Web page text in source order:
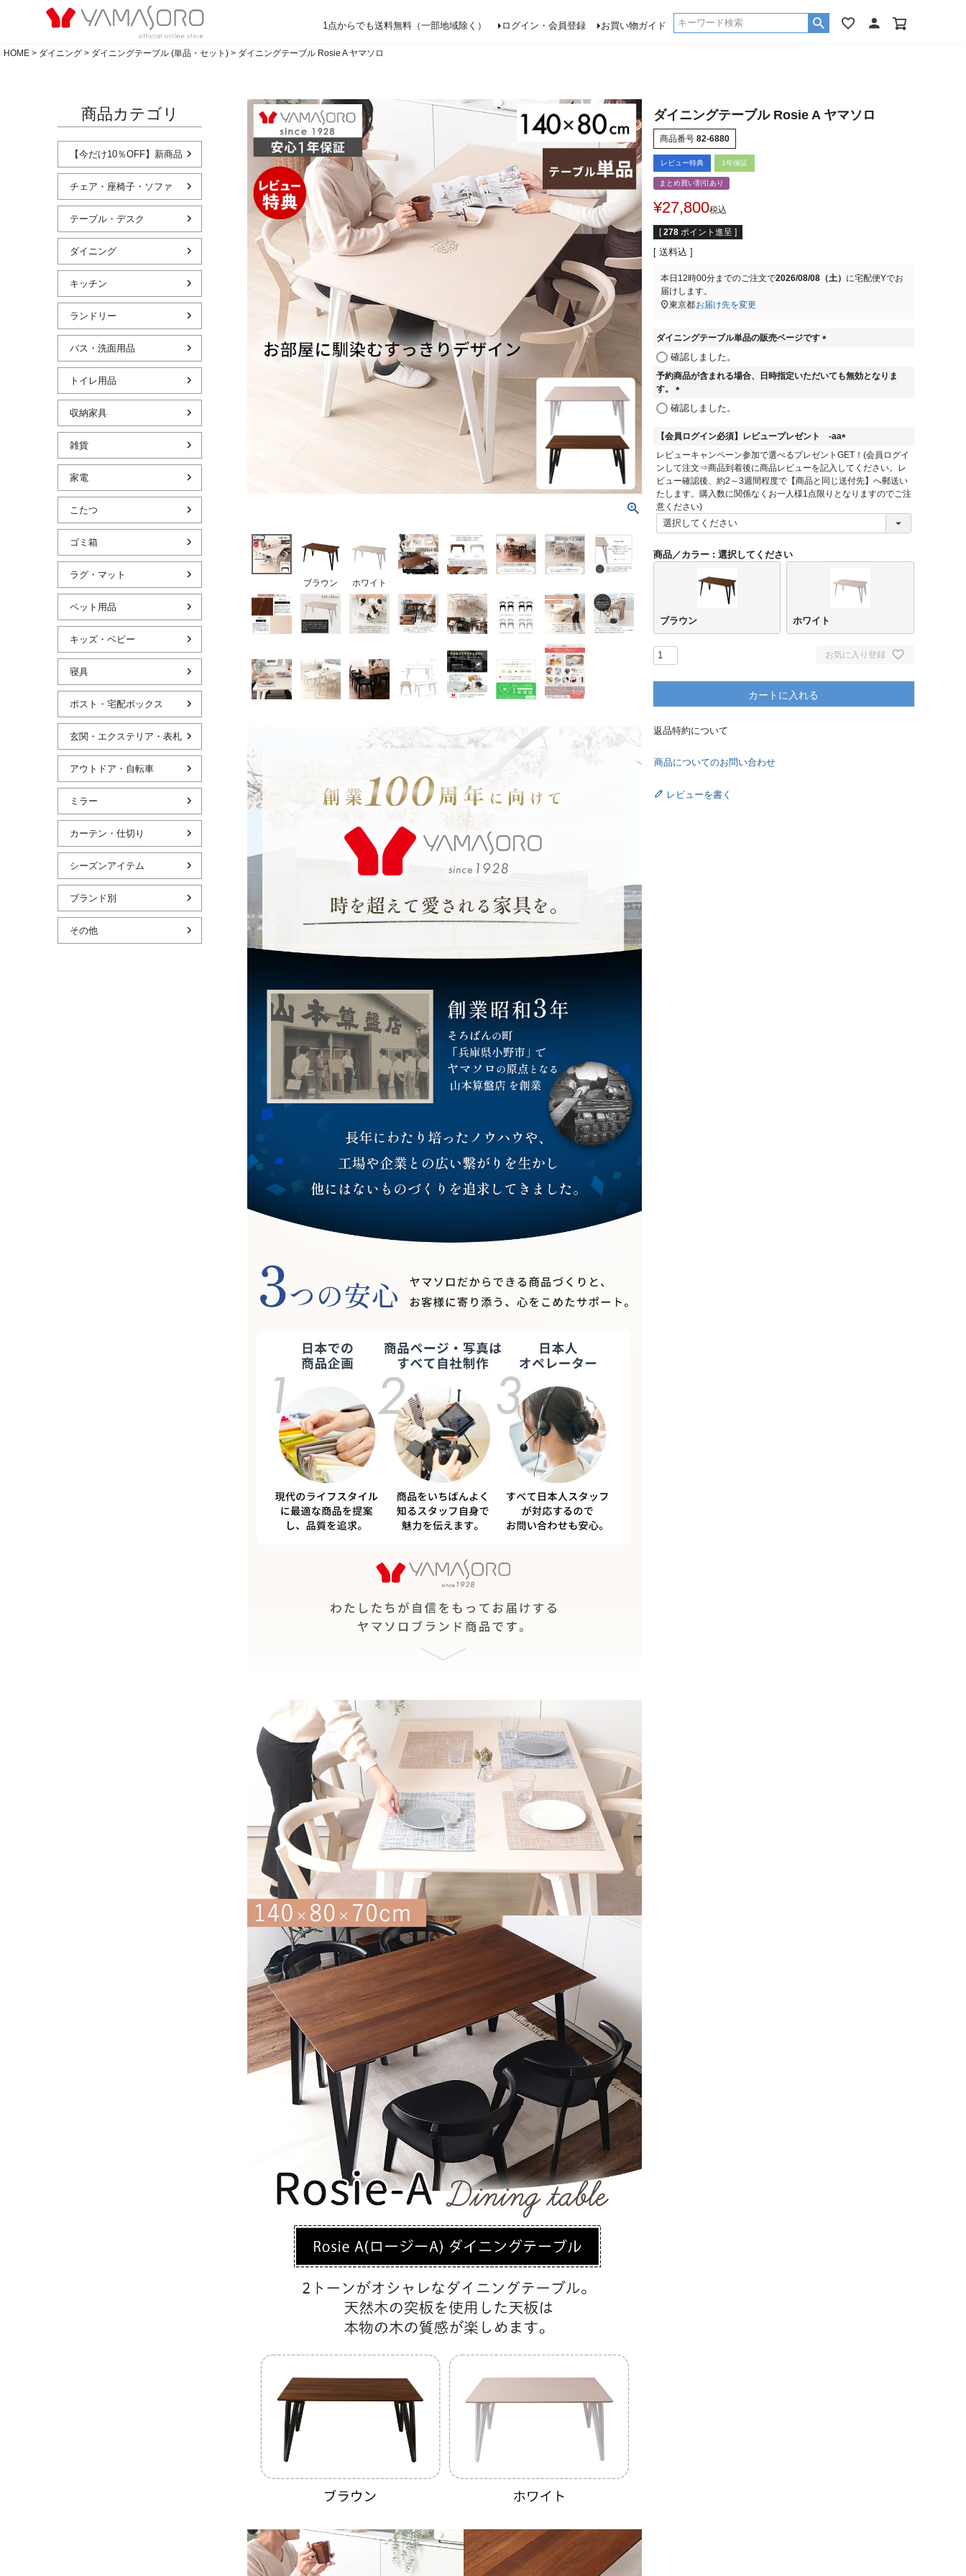
1点からでも送料無料（一部地域除く） ログイン・会員登録 お買い物ガイド
検索
HOME ダイニング ダイニングテーブル (単品・セット) ダイニングテーブル Rosie A ヤマソロ
商品カテゴリ
【今だけ10％OFF】新商品
チェア・座椅子・ソファ
テーブル・デスク
ダイニング
キッチン
ランドリー
バス・洗面用品
トイレ用品
収納家具
雑貨
家電
こたつ
ゴミ箱
ラグ・マット
ペット用品
キッズ・ベビー
寝具
ポスト・宅配ボックス
玄関・エクステリア・表札
アウトドア・自転車
ミラー
カーテン・仕切り
シーズンアイテム
ブランド別
その他
ブラウン ホワイト
ダイニングテーブル Rosie A ヤマソロ
商品番号 82-6880
レビュー特典 1年保証
まとめ買い割引あり
¥27,800税込
[ 278 ポイント進呈 ]
送料込
本日 12時00分までのご注文で2026/08/08（土） に宅配便Yでお
届けします。
東京都お届け先を変更
ダイニングテーブル単品の販売ページです
須
確認しました。
予約商品が含まれる場合、日時指定いただいても無効となりま
す。
(
須
)
確認しました。
【会員ログイン必須】レビュープレゼント -aa
(
必
須
)
レビューキャンペーン参加で選べるプレゼントGET！(会員ログイ
ンして注文⇒商品到着後に商品レビューを記入してください。レ
ビュー確認後、約2～3週間程度で【商品と同じ送付先】へ郵送い
たします。購入数に関係なくお一人様1点限りとなりますのでご注
意ください)
商品／カラー 選択してください
ブラウン ホワイト
お気に入り登録
カートに入れる
返品特約について
商品についてのお問い合わせ
レビューを書く